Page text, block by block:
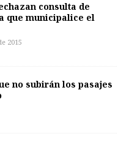
consulta de
que municipalice el
2015
no subirán los pasajes